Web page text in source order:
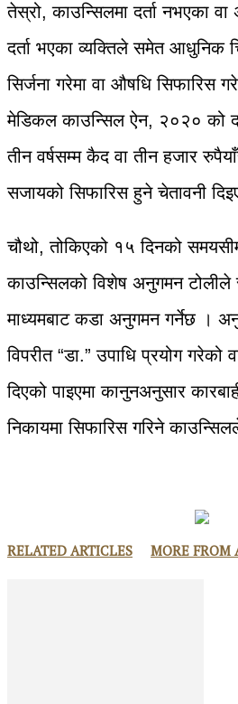
तेस्रो, काउन्सिलमा दर्ता नभएका वा
दर्ता भएका व्यक्तिले समेत आधुनिक
सिर्जना गरेमा वा औषधि सिफारिस
मेडिकल काउन्सिल ऐन, २०२० को
तीन वर्षसम्म कैद वा तीन हजार
सजायको सिफारिस हुने चेतावनी
चौथो, तोकिएको १५ दिनको
काउन्सिलको विशेष अनुगमन टोलीले
माध्यमबाट कडा अनुगमन गर्नेछ ।
विपरीत “डा.” उपाधि प्रयोग गरेको
दिएको पाइएमा कानुनअनुसार
निकायमा सिफारिस गरिने
RELATED ARTICLES MORE FROM